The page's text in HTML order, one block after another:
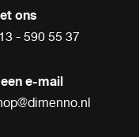
ons
- 590 55 37
e-mail